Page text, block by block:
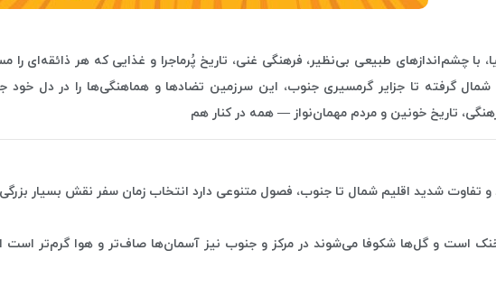
با چشم‌اندازهای طبیعی بی‌نظیر، فرهنگی غنی، تاریخ پُرماجرا و غذایی که هر ذائقه‌ای را
گرفته تا جزایر گرمسیری جنوب، این سرزمین تضادها و هماهنگی‌ها را در دل خود
تاریخ خونین و مردم مهمان‌نواز — همه در کنار هم
و تفاوت شدید اقلیم شمال تا جنوب، فصول متنوعی دارد انتخاب زمان سفر نقش بسیار
است و گل‌ها شکوفا می‌شوند در مرکز و جنوب نیز آسمان‌ها صاف‌تر و هوا گرم‌تر است